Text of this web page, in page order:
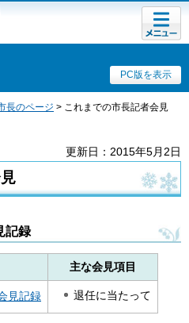
PC版を表示
メニュ
ー
長のページ > これまでの市長記者会見
更新日：2015年5月2日
記録
主な会見項目
見記録 退任に当たって